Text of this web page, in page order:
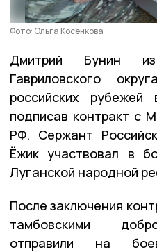
Фото: Ольга Косенкова
Дмитрий Бунин
Гавриловского
российских
подписав контракт с
РФ. Сержант
Ёжик участвовал в
Луганской народной
После заключения
тамбовскими
отправили на